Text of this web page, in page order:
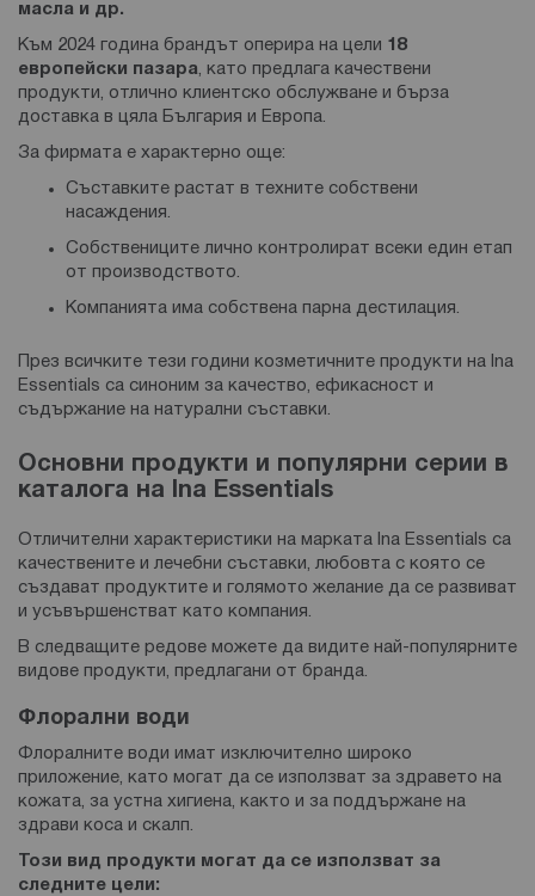
масла и др.
Към 2024 година брандът оперира на цели 18
европейски пазара, като предлага качествени
продукти, отлично клиентско обслужване и бърза
доставка в цяла България и Европа.
За фирмата е характерно още:
Съставките растат в техните собствени
насаждения.
Собствениците лично контролират всеки един етап
от производството.
Компанията има собствена парна дестилация.
През всичките тези години козметичните продукти на Ina
Essentials са синоним за качество, ефикасност и
съдържание на натурални съставки.
Основни продукти и популярни серии в
каталога на
Ina Essentials
Отличителни характеристики на марката Ina Essentials са
качествените и лечебни съставки, любовта с която се
създават продуктите и голямото желание да се развиват
и усъвършенстват като компания.
В следващите редове можете да видите най-популярните
видове продукти, предлагани от бранда.
Флорални води
Флоралните води имат изключително широко
приложение, като могат да се използват за здравето на
кожата, за устна хигиена, както и за поддържане на
здрави коса и скалп.
Този вид продукти могат да се използват за
следните цели: